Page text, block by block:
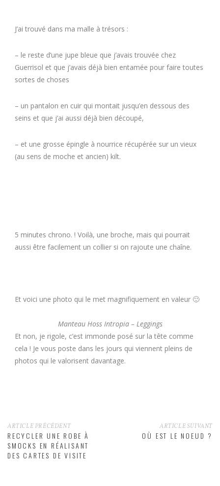
J’ai trouvé dans ma malle à trésors :
– le reste d’une jupe bleue que j’avais trouvée chez
Guerrisol et que j’avais déjà bien entamée pour faire toutes
sortes de choses
– un pantalon en cuir qui montait jusqu’en dessous des
seins et que j’ai aussi déjà bien découpé,
– et une grosse épingle à nourrice récupérée sur un vieux
(au sens de moche et ancien) kilt.
5 minutes chrono. ! Voilà, une broche, mais qui pourrait
aussi être facilement un collier si on rajoute une chaîne.
Et voici une photo qui le met magnifiquement en valeur 🙂
Manteau Hoss Intropia – Leggings
Et non, je rigole, c’est immonde posé sur la tête comme
cela ! Je vous poste dans les jours qui viennent pleins de
photos qui le valorisent davantage.
ARTICLE PRÉCÉDENT
RECYCLER UNE ROBE À
SMOCKS EN RÉALISANT
DES CARTES DE VISITE
ARTICLE SUIVANT
OÙ EST LE NOEUD ?